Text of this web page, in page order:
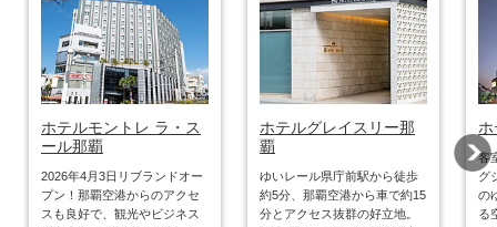
ホテルモントレ ラ・ス
ール那覇
2026年4月3日リブランドオー
プン！那覇空港からのアクセ
スも良好で、観光やビジネス
ホテルグレイスリー那
覇
ゆいレール県庁前駅から徒歩
約5分、那覇空港から車で約15
分とアクセス抜群の好立地。
客
グ
の
る
ホテルグランビューガ
那覇市と隣接しており、那覇
空港から車で約15分とアクセ
STORYLINE瀬長島
空港から一番近い島「沖縄・
瀬長島」に立地！全室オーシ
ャンビューの客室からは、目
琉
那
癒
ー
ラ・ジェント・ホテル
沖縄北谷
沖縄本島の中部にある北谷は
沖縄とアメリカのミックスカ
ルチャーを感じることができ
MBギャラリーチャタン
by ザ・テラスホテルズ
北谷町フィッシャリーナ地区
に建つライフスタイルホテ
ル。エントランスに足を踏み
リ
気
感
テ
ホテルむら咲むら
1万5千坪の敷地に華やかな琉
球王朝時代を再現した沖縄県
内一の体験型テーマパーク型
宿泊施設。
ホテル日航アリビラ －
ヨミタンリゾート沖縄
目の前のオキナワブルーの海
に映える赤瓦屋根に白い壁の
沖
ウ
る
の
カヌチャベイホテル＆
ヴィラズ
「やんばる」と呼ばれる地域
にある、自然豊かな森と「美
ら海」と呼ばれる海。カヌチ
ホテルルートイン名護
名護の入り口、国道58号沿い
の好立地！無料駐車場も完備
され沖縄本島北部へのビジネ
ス、観光の拠点に最適です。
ド
名
水
ー